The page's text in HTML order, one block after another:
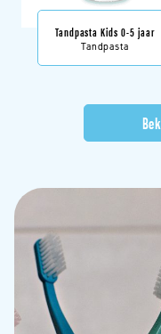
Tandpasta Kids 0-5 jaar
Tandpasta